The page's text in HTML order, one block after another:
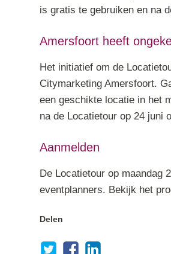
is gratis te gebruiken en na
Amersfoort heeft
Het initiatief om de
Citymarketing Amersfoort.
een geschikte locatie in het
na de Locatietour op 24 juni
Aanmelden
De Locatietour op maandag
eventplanners. Bekijk het
Delen
Deel via Twitter
Deel via Facebook